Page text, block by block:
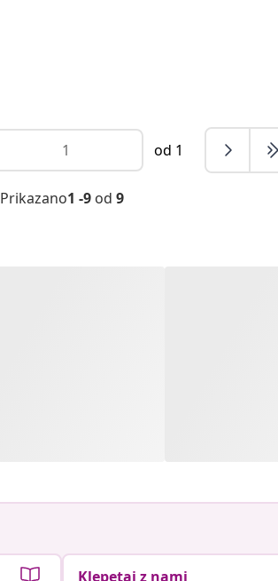
od 1
Prikazano1 -9 od 9
Klepetaj z nami